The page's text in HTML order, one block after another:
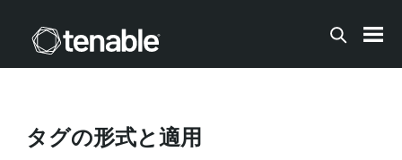
メインコンテンツに移動する
タグの形式と適用